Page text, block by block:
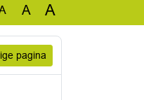
A A
pagina